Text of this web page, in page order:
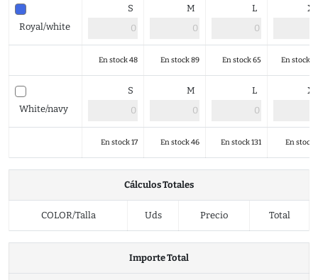
Royal/white
S M L
En stock 48 En stock 89 En stock 65 En stock
White/navy
S M L
En stock 17 En stock 46 En stock 131 En stock
Cálculos Totales
COLOR/Talla Uds Precio Total
Importe Total